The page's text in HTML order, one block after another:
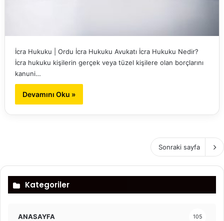
İcra Hukuku | Ordu İcra Hukuku Avukatı İcra Hukuku Nedir?
İcra hukuku kişilerin gerçek veya tüzel kişilere olan borçlarını
kanuni…
Devamını Oku »
Sonraki sayfa
Kategoriler
ANASAYFA 105